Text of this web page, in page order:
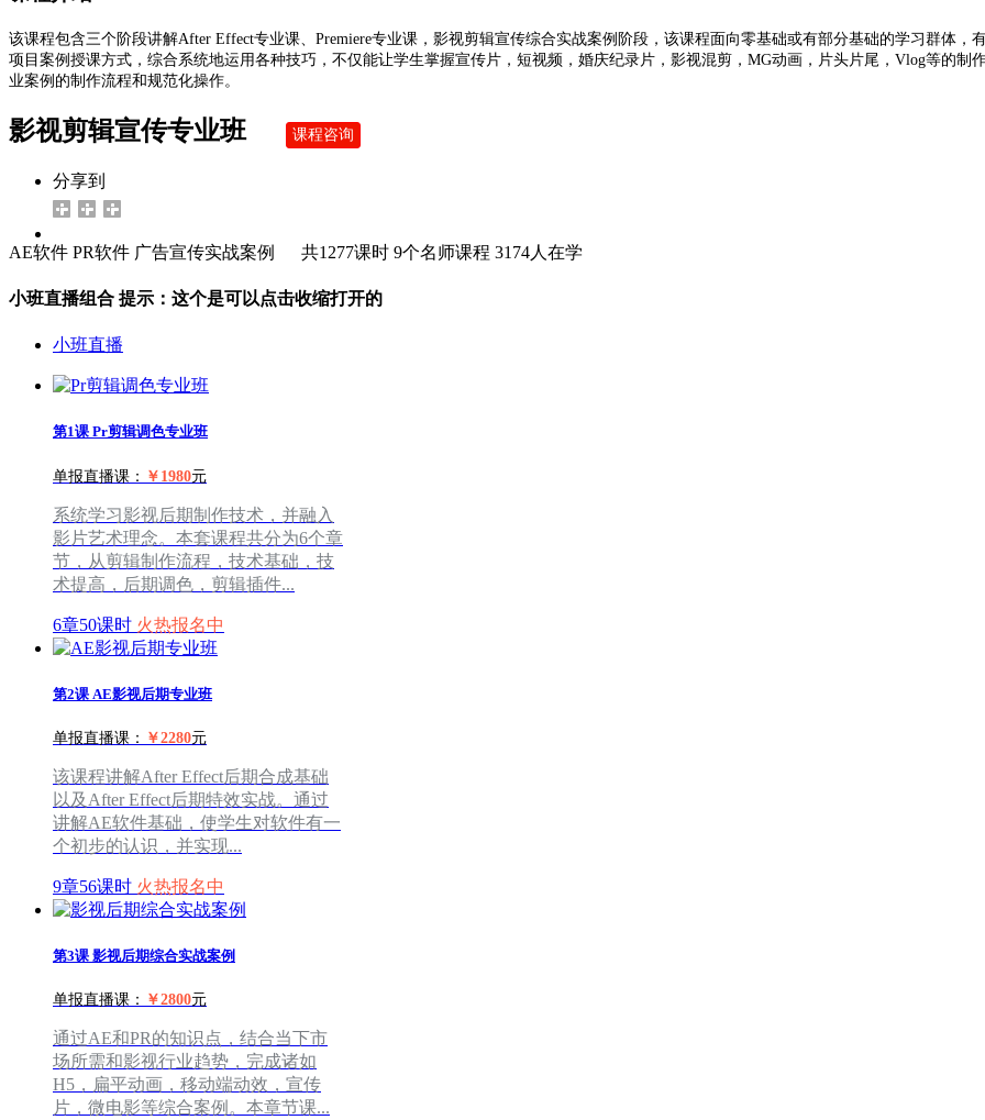
该课程包含三个阶段讲解After Effect专业课、Premiere专业课，影视剪辑宣传综合实战案例阶段，该课程面向零基础或有部分基础的学习群体
项目案例授课方式，综合系统地运用各种技巧，不仅能让学生掌握宣传片，短视频，婚庆纪录片，影视混剪，MG动画，片头片尾，Vlog等的
业案例的制作流程和规范化操作。
影视剪辑宣传专业班 课程咨询
分享到
AE软件 PR软件 广告宣传实战案例 共1277课时 9个名师课程 3174人在学
小班直播组合 提示：这个是可以点击收缩打开的
小班直播
第1课 Pr剪辑调色专业班
单报直播课： ￥1980元
系统学习影视后期制作技术，并融入
影片艺术理念。本套课程共分为6个章
节，从剪辑制作流程，技术基础，技
术提高，后期调色，剪辑插件...
6章50课时 火热报名中
第2课 AE影视后期专业班
单报直播课： ￥2280元
该课程讲解After Effect后期合成基础
以及After Effect后期特效实战。通过
讲解AE软件基础，使学生对软件有一
个初步的认识，并实现...
9章56课时 火热报名中
第3课 影视后期综合实战案例
单报直播课： ￥2800元
​通过AE和PR的知识点，结合当下市
场所需和影视行业趋势，完成诸如
H5，扁平动画，移动端动效，宣传
片，微电影等综合案例。本章节课...